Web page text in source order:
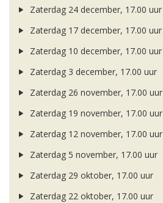
Zaterdag 24 december, 17.00 uur
Zaterdag 17 december, 17.00 uur
Zaterdag 10 december, 17.00 uur
Zaterdag 3 december, 17.00 uur
Zaterdag 26 november, 17.00 uur
Zaterdag 19 november, 17.00 uur
Zaterdag 12 november, 17.00 uur
Zaterdag 5 november, 17.00 uur
Zaterdag 29 oktober, 17.00 uur
Zaterdag 22 oktober, 17.00 uur